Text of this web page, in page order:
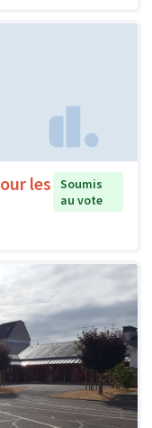
les
Soumis
au vote